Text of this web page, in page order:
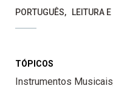
PORTUGUÊS
LEITURA
TÓPICOS
Instrumentos Musicais